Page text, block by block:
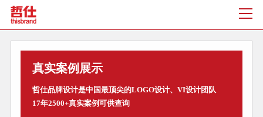
真实案例展示
哲仕品牌设计是中国最顶尖的LOGO设计、VI设计团队
17年2500+真实案例可供查询